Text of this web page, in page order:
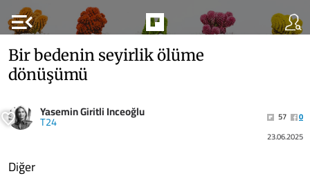
menu_open
Bir bedenin seyirlik ölüme
dönüşümü
Yasemin Giritli Inceoğlu
T24 57
0
23.06.2025
Diğer